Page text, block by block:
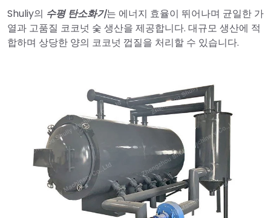
Shuliy의 수평 탄소화기는 에너지 효율이 뛰어나며 균일한 가
열과 고품질 코코넛 숯 생산을 제공합니다. 대규모 생산에 적
합하며 상당한 양의 코코넛 껍질을 처리할 수 있습니다.